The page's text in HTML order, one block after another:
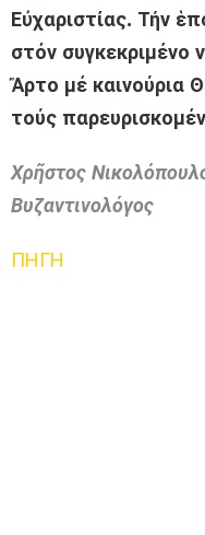
Εὐχαριστίας. Τήν
στόν συγκεκριμένο
Ἄρτο μέ καινούρια
τούς
Χρῆστος
Βυζαντινολόγος
ΠΗΓΗ